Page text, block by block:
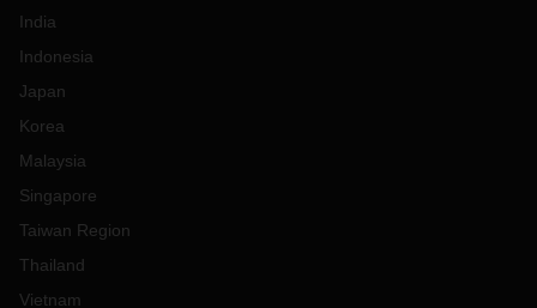
India
Indonesia
Japan
Korea
Malaysia
Singapore
Taiwan Region
Thailand
Vietnam